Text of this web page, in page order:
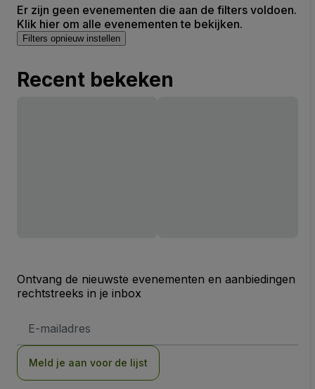
Er zijn geen evenementen die aan de filters voldoen.
Klik hier om alle evenementen te bekijken.
Filters opnieuw instellen
Recent bekeken
Ontvang de nieuwste evenementen en aanbiedingen
rechtstreeks in je inbox
mailadres
Meld je aan voor de lijst